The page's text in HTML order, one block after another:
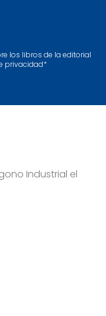
los libros de la editorial
privacidad*
Industrial el